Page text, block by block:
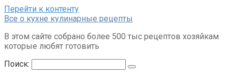
Перейти к контенту
Все о кухне кулинарные рецепты
В этом сайте собрано более 500 тыс рецептов хозяйкам
которые любят готовить
Поиск: